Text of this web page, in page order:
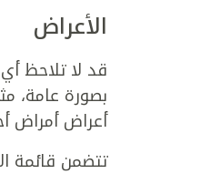
الأعراض
قد لا تلاحظ
بصورة عامة،
أعراض أمراض
تتضمن قائمة